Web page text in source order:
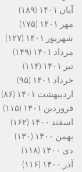
آبان ۱۴۰۱
(۱۸۹)
مهر ۱۴۰۱
(۱۷۵)
شهریور ۱۴۰۱
(۱۲۷)
مرداد ۱۴۰۱
(۱۴۹)
تیر ۱۴۰۱
(۱۱۴)
خرداد ۱۴۰۱
(۹۵)
اردیبهشت ۱۴۰۱
(۸۶)
فروردین ۱۴۰۱
(۱۱۵)
اسفند ۱۴۰۰
(۱۶۲)
بهمن ۱۴۰۰
(۱۳۰)
دی ۱۴۰۰
(۱۱۸)
آذر ۱۴۰۰
(۱۱۶)